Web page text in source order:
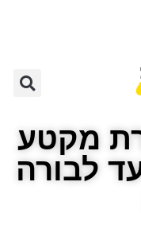
מקטע
לבורה